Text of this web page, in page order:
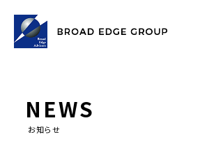
NEWS
お知らせ